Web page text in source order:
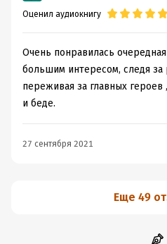
Оценил аудиокнигу
Очень понравилась
большим интересом, следя за
переживая за главных героев
и беде.
27 сентября 2021
Еще 49